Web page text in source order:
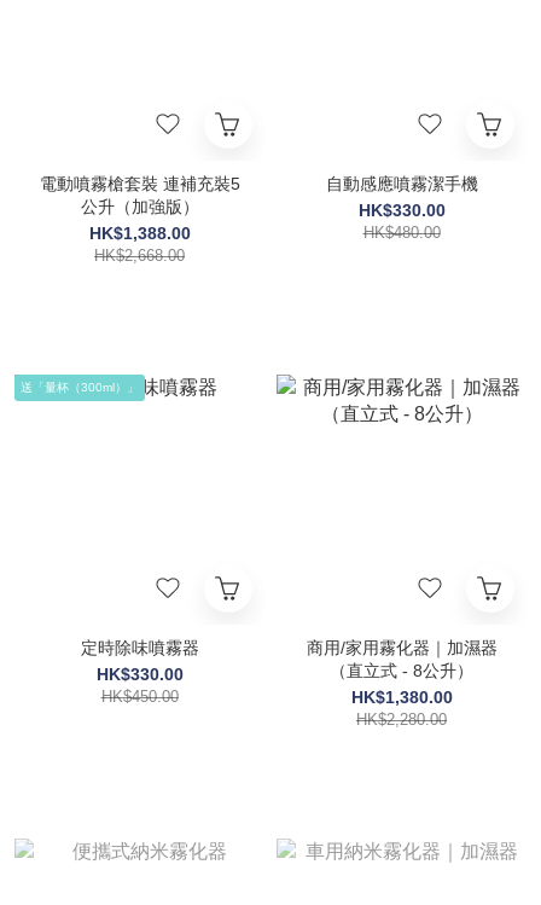
電動噴霧槍套裝 連補充裝5
公升（加強版）
HK$1,388.00
HK$2,668.00
自動感應噴霧潔手機
HK$330.00
HK$480.00
送「量杯（300ml）」
定時除味噴霧器
HK$330.00
HK$450.00
商用/家用霧化器｜加濕器
（直立式 - 8公升）
HK$1,380.00
HK$2,280.00